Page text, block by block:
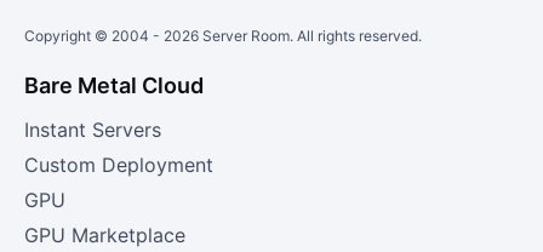
Copyright © 2004 - 2026 Server Room. All rights reserved.
Bare Metal Cloud
Instant Servers
Custom Deployment
GPU
GPU Marketplace